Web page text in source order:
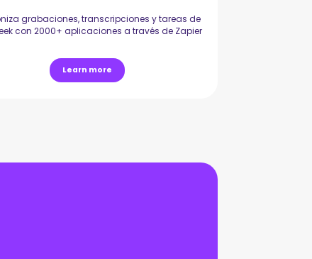
grabaciones, transcripciones y tareas de
con 2000+ aplicaciones a través de Zapier
Learn more